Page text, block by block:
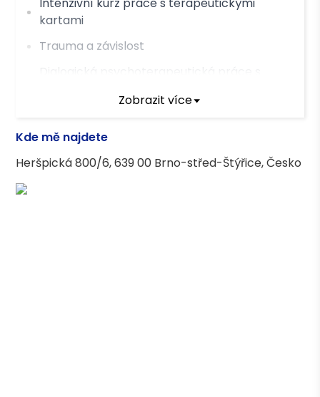
Intenzivní kurz práce s terapeutickými
kartami
Trauma a závislost
Motivační rozhovory
Zobrazit více
Kde mě najdete
Heršpická 800/6, 639 00 Brno-střed-Štýřice, Česko